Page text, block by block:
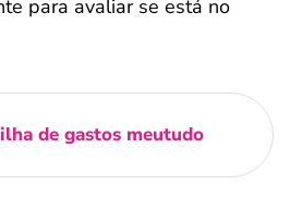
para avaliar se está no
de gastos meutudo